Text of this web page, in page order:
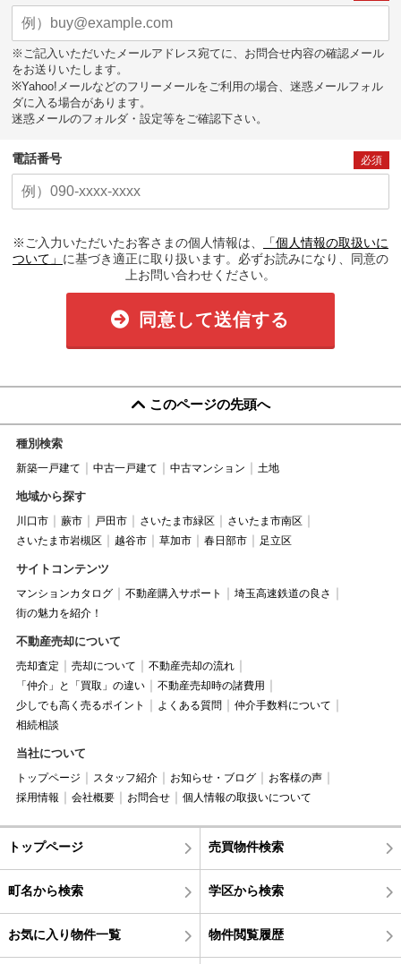
※ご記入いただいたメールアドレス宛てに、お問合せ内容の確認メール
をお送りいたします。
※Yahoo!メールなどのフリーメールをご利用の場合、迷惑メールフォル
ダに入る場合があります。
迷惑メールのフォルダ・設定等をご確認下さい。
電話番号 必須
※ご入力いただいたお客さまの個人情報は、
「個人情報の取扱いに
ついて」 に基づき適正に取り扱います。必ずお読みになり、同意の
上お問い合わせください。
同意して送信する
このページの先頭へ
種別検索
新築一戸建て 中古一戸建て 中古マンション 土地
地域から探す
川口市 蕨市 戸田市 さいたま市緑区
さいたま市南区
さいたま市岩槻区
越谷市 草加市 春日部市 足立区
サイトコンテンツ
マンションカタログ 不動産購入サポート
埼玉高速鉄道の良さ
街の魅力を紹介！
不動産売却について
売却査定 売却について
不動産売却の流れ
「仲介」と「買取」の違い
不動産売却時の諸費用
少しでも高く売るポイント
よくある質問
仲介手数料について
相続相談
当社について
トップページ スタッフ紹介 お知らせ・ブログ
お客様の声
採用情報
会社概要 お問合せ 個人情報の取扱いについて
トップページ 売買物件検索
町名から検索 学区から検索
お気に入り物件一覧 物件閲覧履歴